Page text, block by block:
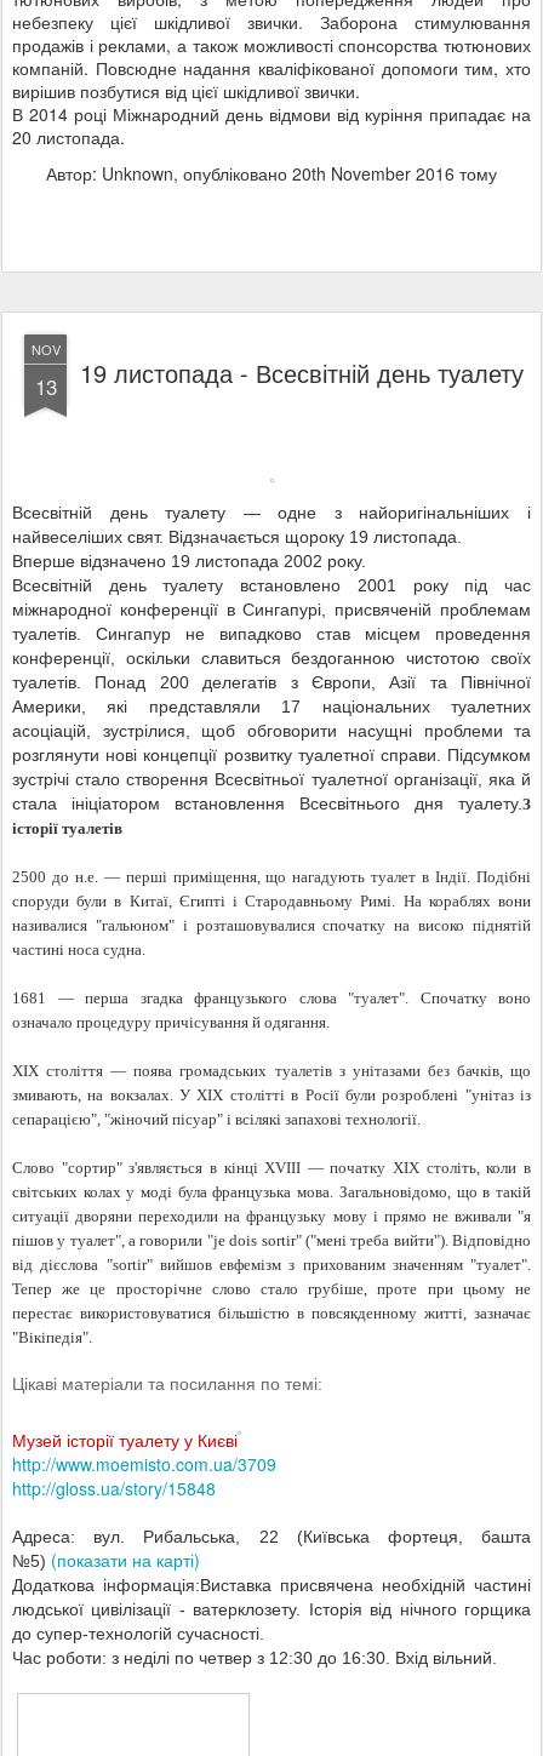
небезпеку цієї шкідливої звички. Заборона стимулювання
продажів і реклами, а також можливості спонсорства тютюнових
компаній. Повсюдне надання кваліфікованої допомоги тим, хто
вирішив позбутися від цієї шкідливої звички.
В 2014 році Міжнародний день відмови від куріння припадає на
20 листопада.
Автор: Unknown, опубліковано 20th November 2016 тому
NOV
13 19 листопада - Всесвітній день туалету
Всесвітній день туалету — одне з найоригінальніших і
найвеселіших свят. Відзначається щороку 19 листопада.
Вперше відзначено 19 листопада 2002 року.
Всесвітній день туалету встановлено 2001 року під час
міжнародної конференції в Сингапурі, присвяченій проблемам
туалетів. Сингапур не випадково став місцем проведення
конференції, оскільки славиться бездоганною чистотою своїх
туалетів. Понад 200 делегатів з Європи, Азії та Північної
Америки, які представляли 17 національних туалетних
асоціацій, зустрілися, щоб обговорити насущні проблеми та
розглянути нові концепції розвитку туалетної справи. Підсумком
зустрічі стало створення Всесвітньої туалетної організації, яка й
стала ініціатором встановлення Всесвітнього дня туалету. З
історії туалетів
2500 до н.е. — перші приміщення, що нагадують туалет в Індії. Подібні
споруди були в Китаї, Єгипті і Стародавньому Римі. На кораблях вони
називалися "гальюном" і розташовувалися спочатку на високо піднятій
частині носа судна.
1681 — перша згадка французького слова "туалет". Спочатку воно
означало процедуру причісування й одягання.
XIX століття — поява громадських туалетів з унітазами без бачків, що
змивають, на вокзалах. У XIX столітті в Росії були розроблені "унітаз із
сепарацією", "жіночий пісуар" і всілякі запахові технології.
Слово "сортир" з'являється в кінці XVIII — початку XIX століть, коли в
світських колах у моді була французька мова. Загальновідомо, що в такій
ситуації дворяни переходили на французьку мову і прямо не вживали "я
пішов у туалет", а говорили "je dois sortir" ("мені треба вийти"). Відповідно
від дієслова "sortir" вийшов евфемізм з прихованим значенням "туалет".
Тепер же це просторічне слово стало грубіше, проте при цьому не
перестає використовуватися більшістю в повсякденному житті, зазначає
"Вікіпедія".
Цікаві матеріали та посилання по темі:
Музей історії туалету у Києві
http://www.moemisto.com.ua/3709
http://gloss.ua/story/15848
Адреса: вул. Рибальська, 22 (Київська фортеця, башта
№5) (показати на карті)
Додаткова інформація:Виставка присвячена необхідній частині
людської цивілізації - ватерклозету. Історія від нічного горщика
до супер-технологій сучасності.
Час роботи: з неділі по четвер з 12:30 до 16:30. Вхід вільний.